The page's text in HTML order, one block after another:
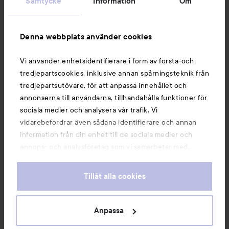
Denna webbplats använder cookies
Vi använder enhetsidentifierare i form av första-och
tredjepartscookies, inklusive annan spårningsteknik från
tredjepartsutövare, för att anpassa innehållet och
annonserna till användarna, tillhandahålla funktioner för
sociala medier och analysera vår trafik. Vi
vidarebefordrar även sådana identifierare och annan
information från din enhet till de sociala medier och
annons- och analysföretag som vi samarbetar med.
information som du har tillhandahållit eller som de har
våra cookies vid fortsatt användande av vår webbplats.
För information om hur du kan ändra inställningarna för
Tillåt alla cookies
Anpassa
Du kanske också gillar